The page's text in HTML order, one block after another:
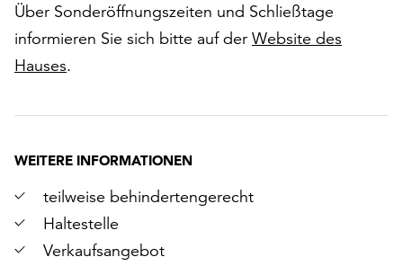
Über Sonderöffnungszeiten und Schließtage
informieren Sie sich bitte auf der Website des
Hauses.
WEITERE INFORMATIONEN
teilweise behindertengerecht
Haltestelle
Verkaufsangebot